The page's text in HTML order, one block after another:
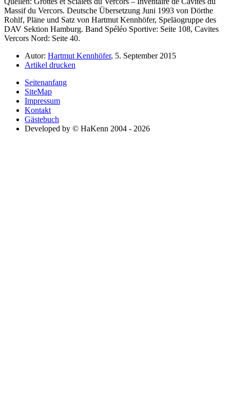
Massif du Vercors. Deutsche Übersetzung Juni 1993 von Dörthe
Rohlf, Pläne und Satz von Hartmut Kennhöfer, Speläogruppe des
DAV Sektion Hamburg. Band Spéléo Sportive: Seite 108, Cavites
Vercors Nord: Seite 40.
Autor: Hartmut Kennhöfer, 5. September 2015
Artikel drucken
Seitenanfang
SiteMap
Impressum
Kontakt
Gästebuch
Developed by © HaKenn 2004 - 2026